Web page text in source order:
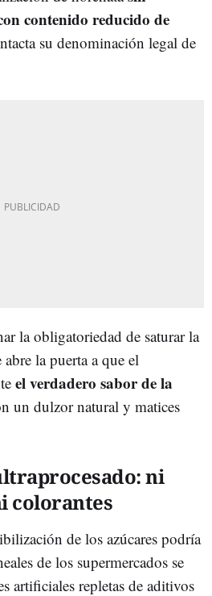
contenido reducido de
su denominación legal de
la obligatoriedad de saturar la
abre la puerta a que el
el verdadero sabor de la
un dulzor natural y matices
ni
colorantes
de los azúcares podría
de los supermercados se
artificiales repletas de aditivos